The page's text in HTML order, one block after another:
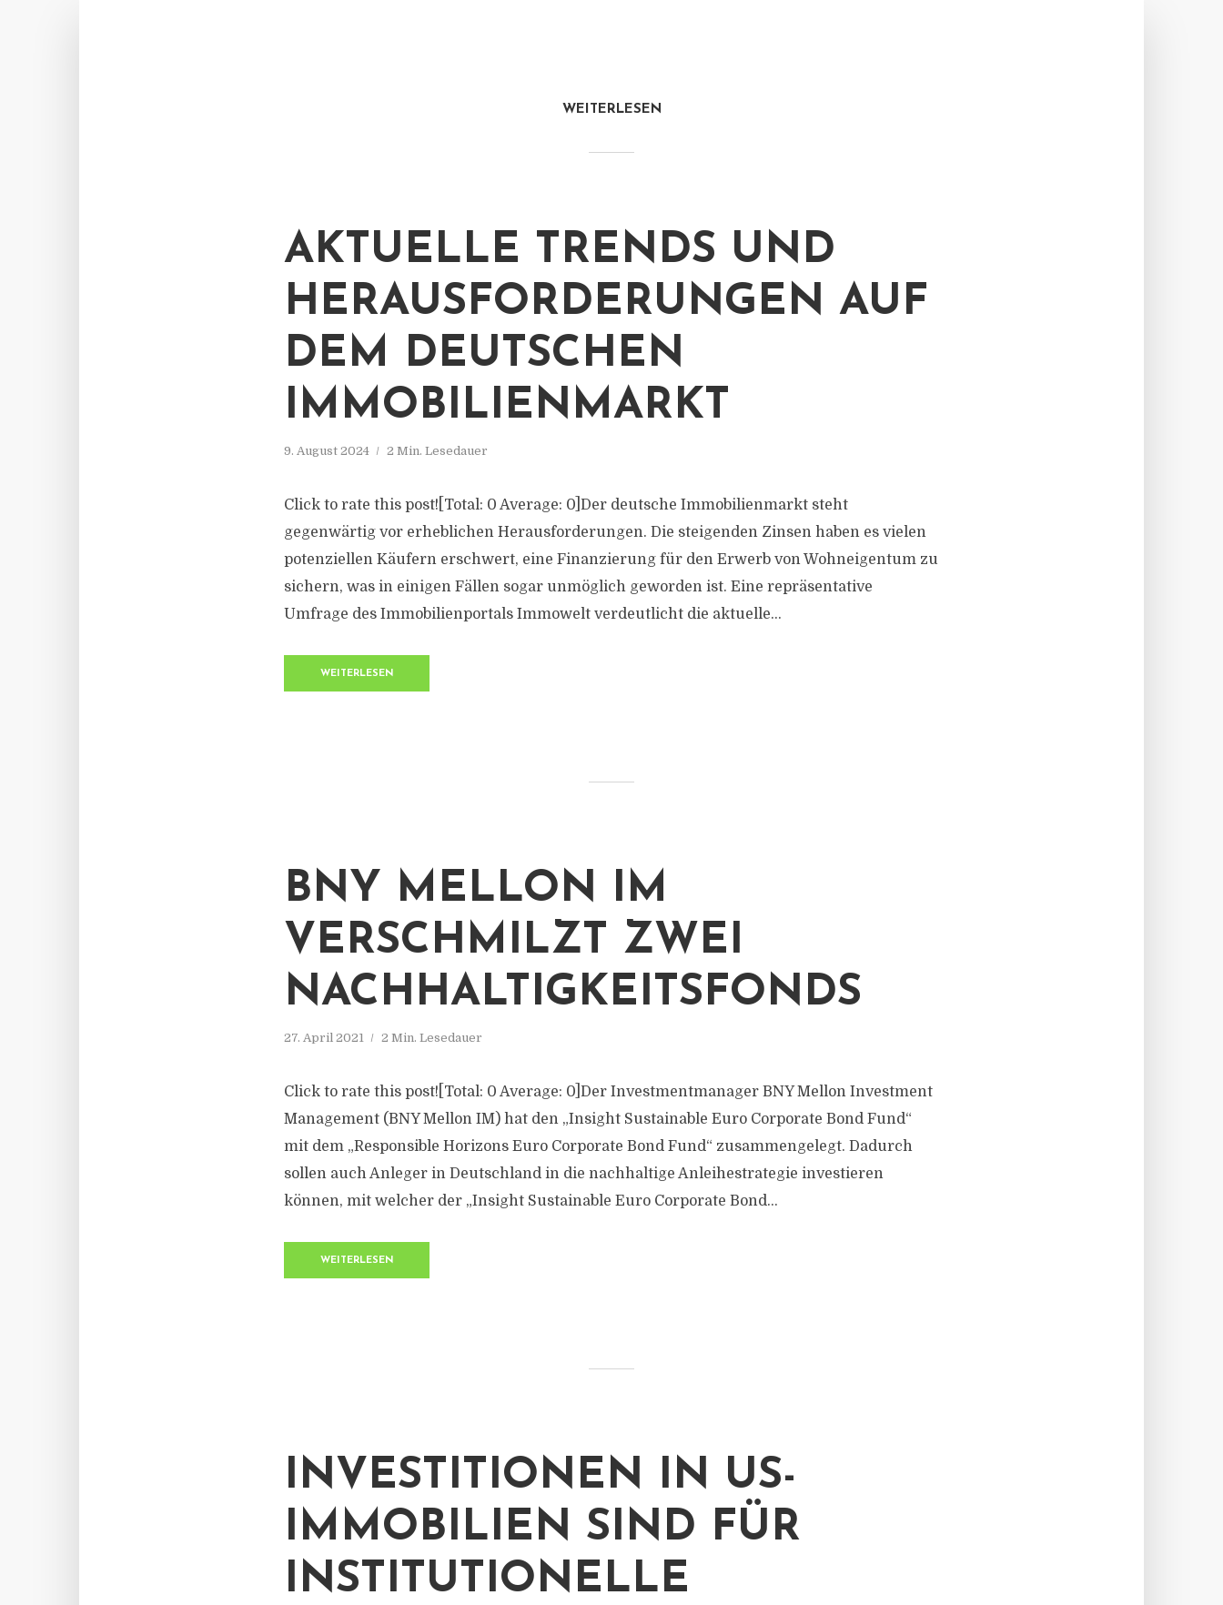
WEITERLESEN
AKTUELLE TRENDS UND
HERAUSFORDERUNGEN AUF
DEM DEUTSCHEN
IMMOBILIENMARKT
9. August 2024 2 Min. Lesedauer
Click to rate this post![Total: 0 Average: 0]Der deutsche Immobilienmarkt steht
gegenwärtig vor erheblichen Herausforderungen. Die steigenden Zinsen haben es vielen
potenziellen Käufern erschwert, eine Finanzierung für den Erwerb von Wohneigentum zu
sichern, was in einigen Fällen sogar unmöglich geworden ist. Eine repräsentative
Umfrage des Immobilienportals Immowelt verdeutlicht die aktuelle...
WEITERLESEN
BNY MELLON IM
VERSCHMILZT ZWEI
NACHHALTIGKEITSFONDS
27. April 2021 2 Min. Lesedauer
Click to rate this post![Total: 0 Average: 0]Der Investmentmanager BNY Mellon Investment
Management (BNY Mellon IM) hat den „Insight Sustainable Euro Corporate Bond Fund“
mit dem „Responsible Horizons Euro Corporate Bond Fund“ zusammengelegt. Dadurch
sollen auch Anleger in Deutschland in die nachhaltige Anleihestrategie investieren
können, mit welcher der „Insight Sustainable Euro Corporate Bond...
WEITERLESEN
INVESTITIONEN IN US-
IMMOBILIEN SIND FÜR
INSTITUTIONELLE